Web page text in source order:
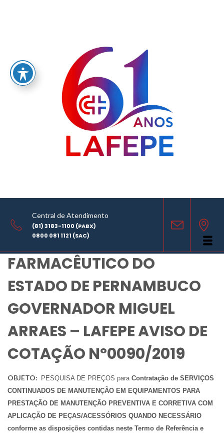
Central de Atendimento
(81) 3183-1100 (PABX)
0800 081 1121 (SAC)
LABORATÓRIO FARMACÊUTICO DO ESTADO DE PERNAMBUCO
GOVERNADOR MIGUEL ARRAES - LAFEPE AVISO DE COTAÇÃO Nº0090/2019
COMPARTILHE
LABORATÓRIO
FARMACÊUTICO DO
ESTADO DE PERNAMBUCO
GOVERNADOR MIGUEL
ARRAES – LAFEPE AVISO DE
COTAÇÃO Nº0090/2019
OBJETO: PESQUISA DE PREÇOS para Contratação de SERVIÇOS
CONTINUADOS DE MANUTENÇÃO EM EQUIPAMENTOS PARA
PRESTAÇÃO DE MANUTENÇÃO PREVENTIVA E CORRETIVA COM
APLICAÇÃO DE PEÇAS/ACESSÓRIOS QUANDO NECESSÁRIO
conforme as disposições contidas neste Termo de Referência e